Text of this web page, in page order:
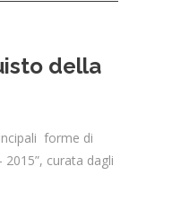
della
forme di
curata dagli